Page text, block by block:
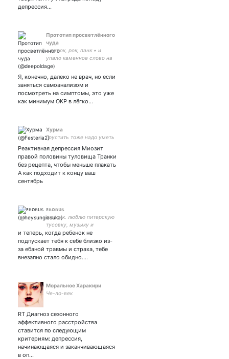
#vikings
депрессия…
Прототип просветлëнного
чуда
• рурок, рок, панк • и
упало каменное слово на
мою ещё живую грудь •
одном полноценно •
страдалица и нытик •
поэтесса • love you •
Я, конечно, далеко не врач, но если
заняться самоанализом и
посмотреть на симптомы, это уже
как минимум ОКР в лëгко…
Хурма
Грустить тоже надо уметь
Реактивная депрессия Миозит
правой половины туловища Транки
без рецепта, чтобы меньше плакать
А как подходит к концу ваш
сентябрь
ᴇʙᴏʙᴜs
джисик. люблю питерскую
тусовку, музыку и
объятия. буду долбить
людям мозги своими
тупыми твитами 🤘
и теперь, когда ребенок не
подпускает тебя к себе близко из-
за ебаной травмы и страха, тебе
внезапно стало обидно.…
Моральное Харакири
Че-ло-век
RT Диагноз сeзонного
аффeктивного расстройствa
cтавится по cледующим
критериям: депрессия,
нaчинaющаяся и заканчивающаяся
в оп…